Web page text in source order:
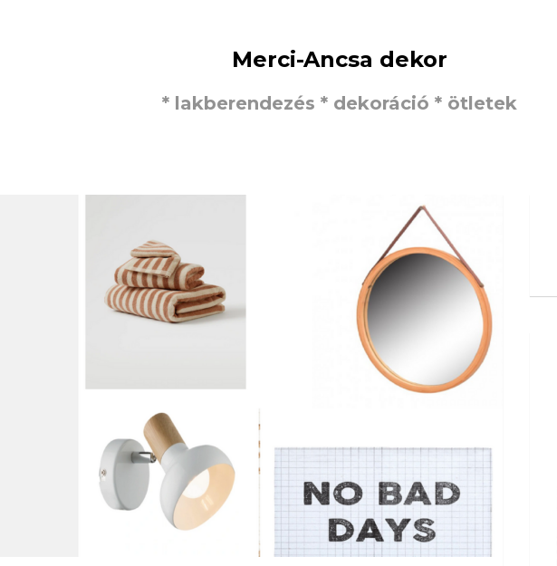
Merci-Ancsa dekor
* lakberendezés * dekoráció * ötletek